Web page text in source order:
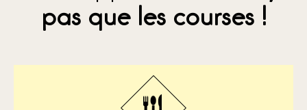
pas que les courses !